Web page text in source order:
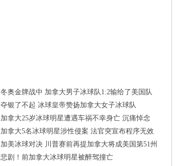
冬奥金牌战中 加拿大男子冰球队1:2输给了美国队
夺银了不起 冰球皇帝赞扬加拿大女子冰球队
加拿大25岁冰球明星遭遇车祸不幸身亡 沉痛悼念
加拿大5名冰球明星涉性侵案 法官突宣布程序无效
加美冰球对决 川普赛前再提加拿大将成美国第51州
悲剧！前加拿大冰球明星被醉驾撞亡